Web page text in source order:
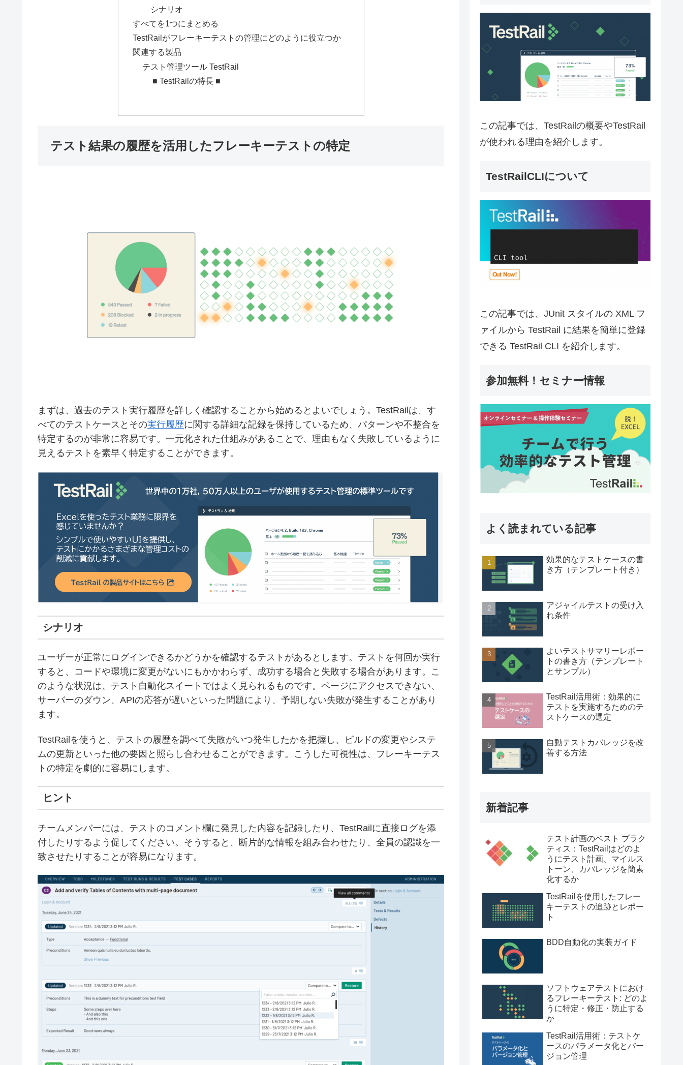
シナリオ
すべてを1つにまとめる
TestRailがフレーキーテストの管理にどのように役立つか
関連する製品
テスト管理ツール TestRail
■ TestRailの特長 ■
テスト結果の履歴を活用したフレーキーテストの特定
まずは、過去のテスト実行履歴を詳しく確認することから始めるとよいでしょう。TestRailは、す
べてのテストケースとその実行履歴に関する詳細な記録を保持しているため、パターンや不整合を
特定するのが非常に容易です。一元化された仕組みがあることで、理由もなく失敗しているように
見えるテストを素早く特定することができます。
シナリオ
ユーザーが正常にログインできるかどうかを確認するテストがあるとします。テストを何回か実行
すると、コードや環境に変更がないにもかかわらず、成功する場合と失敗する場合があります。こ
のような状況は、テスト自動化スイートではよく見られるものです。ページにアクセスできない、
サーバーのダウン、APIの応答が遅いといった問題により、予期しない失敗が発生することがあり
ます。
TestRailを使うと、テストの履歴を調べて失敗がいつ発生したかを把握し、ビルドの変更やシステ
ムの更新といった他の要因と照らし合わせることができます。こうした可視性は、フレーキーテス
トの特定を劇的に容易にします。
ヒント
チームメンバーには、テストのコメント欄に発見した内容を記録したり、TestRailに直接ログを添
付したりするよう促してください。そうすると、断片的な情報を組み合わせたり、全員の認識を一
致させたりすることが容易になります。
この記事では、TestRailの概要やTestRail
が使われる理由を紹介します。
TestRailCLIについて
この記事では、JUnit スタイルの XML フ
ァイルから TestRail に結果を簡単に登録
できる TestRail CLI を紹介します。
参加無料！セミナー情報
よく読まれている記事
効果的なテストケースの書
き方（テンプレート付き）
アジャイルテストの受け入
れ条件
よいテストサマリーレポー
トの書き方（テンプレート
とサンプル）
TestRail活用術：効果的に
テストを実施するためのテ
ストケースの選定
自動テストカバレッジを改
善する方法
新着記事
テスト計画のベスト プラク
ティス：TestRailはどのよ
うにテスト計画、マイルス
トーン、カバレッジを簡素
化するか
TestRailを使用したフレー
キーテストの追跡とレポー
ト
BDD自動化の実装ガイド
ソフトウェアテストにおけ
るフレーキーテスト: どのよ
うに特定・修正・防止する
か
TestRail活用術：テストケ
ースのパラメータ化とバー
ジョン管理